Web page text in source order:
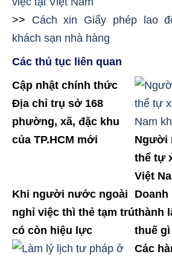
>> Cách xin Giấy phép lao
khách sạn nhà hàng
Các thủ tục liên quan
Cập nhật chính thức
Địa chỉ trụ sở 168
phường, xã, đặc khu
của TP.HCM mới
Người
thể tự
Việt
Khi người nước ngoài
nghỉ việc thì thẻ tạm trú
có còn hiệu lực
thành
thuế gì
Các